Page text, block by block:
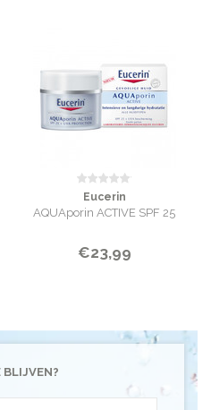
Eucerin
AQUAporin ACTIVE SPF 25
€23,99